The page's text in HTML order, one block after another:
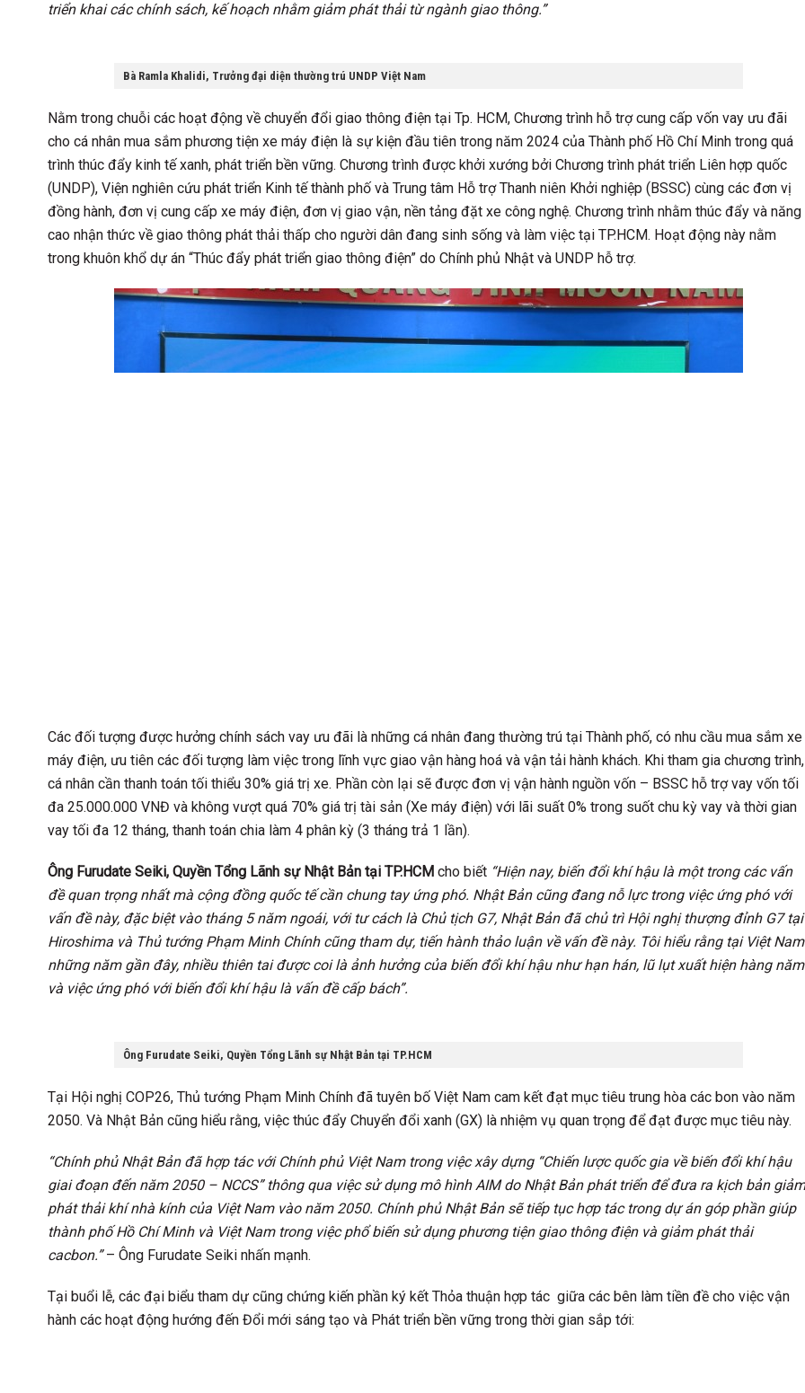
triển khai các chính sách, kế hoạch nhằm giảm phát thải từ ngành giao thông.”
Bà Ramla Khalidi, Trưởng đại diện thường trú UNDP Việt Nam
Nằm trong chuỗi các hoạt động về chuyển đổi giao thông điện tại Tp. HCM, Chương trình hỗ trợ cung cấp vốn vay ưu đãi
cho cá nhân mua sắm phương tiện xe máy điện là sự kiện đầu tiên trong năm 2024 của Thành phố Hồ Chí Minh trong quá
trình thúc đẩy kinh tế xanh, phát triển bền vững. Chương trình được khởi xướng bởi Chương trình phát triển Liên hợp quốc
(UNDP), Viện nghiên cứu phát triển Kinh tế thành phố và Trung tâm Hỗ trợ Thanh niên Khởi nghiệp (BSSC) cùng các đơn vị
đồng hành, đơn vị cung cấp xe máy điện, đơn vị giao vận, nền tảng đặt xe công nghệ. Chương trình nhằm thúc đẩy và năng
cao nhận thức về giao thông phát thải thấp cho người dân đang sinh sống và làm việc tại TP.HCM. Hoạt động này nằm
trong khuôn khổ dự án “Thúc đẩy phát triển giao thông điện” do Chính phủ Nhật và UNDP hỗ trợ.
Các đối tượng được hưởng chính sách vay ưu đãi là những cá nhân đang thường trú tại Thành phố, có nhu cầu mua sắm xe
máy điện, ưu tiên các đối tượng làm việc trong lĩnh vực giao vận hàng hoá và vận tải hành khách. Khi tham gia chương trình,
cá nhân cần thanh toán tối thiểu 30% giá trị xe. Phần còn lại sẽ được đơn vị vận hành nguồn vốn – BSSC hỗ trợ vay vốn tối
đa 25.000.000 VNĐ và không vượt quá 70% giá trị tài sản (Xe máy điện) với lãi suất 0% trong suốt chu kỳ vay và thời gian
vay tối đa 12 tháng, thanh toán chia làm 4 phân kỳ (3 tháng trả 1 lần).
Ông Furudate Seiki, Quyền Tổng Lãnh sự Nhật Bản tại TP.HCM cho biết “Hiện nay, biến đổi khí hậu là một trong các vấn
đề quan trọng nhất mà cộng đồng quốc tế cần chung tay ứng phó. Nhật Bản cũng đang nỗ lực trong việc ứng phó với
vấn đề này, đặc biệt vào tháng 5 năm ngoái, với tư cách là Chủ tịch G7, Nhật Bản đã chủ trì Hội nghị thượng đỉnh G7 tại
Hiroshima và Thủ tướng Phạm Minh Chính cũng tham dự, tiến hành thảo luận về vấn đề này. Tôi hiểu rằng tại Việt Nam
những năm gần đây, nhiều thiên tai được coi là ảnh hưởng của biến đổi khí hậu như hạn hán, lũ lụt xuất hiện hàng năm
và việc ứng phó với biến đổi khí hậu là vấn đề cấp bách”.
Ông Furudate Seiki, Quyền Tổng Lãnh sự Nhật Bản tại TP.HCM
Tại Hội nghị COP26, Thủ tướng Phạm Minh Chính đã tuyên bố Việt Nam cam kết đạt mục tiêu trung hòa các bon vào năm
2050. Và Nhật Bản cũng hiểu rằng, việc thúc đẩy Chuyển đổi xanh (GX) là nhiệm vụ quan trọng để đạt được mục tiêu này.
“Chính phủ Nhật Bản đã hợp tác với Chính phủ Việt Nam trong việc xây dựng “Chiến lược quốc gia về biến đổi khí hậu
giai đoạn đến năm 2050 – NCCS” thông qua việc sử dụng mô hình AIM do Nhật Bản phát triển để đưa ra kịch bản giảm
phát thải khí nhà kính của Việt Nam vào năm 2050. Chính phủ Nhật Bản sẽ tiếp tục hợp tác trong dự án góp phần giúp
thành phố Hồ Chí Minh và Việt Nam trong việc phổ biến sử dụng phương tiện giao thông điện và giảm phát thải
cacbon.”– Ông Furudate Seiki nhấn mạnh.
Tại buổi lễ, các đại biểu tham dự cũng chứng kiến phần ký kết Thỏa thuận hợp tác giữa các bên làm tiền đề cho việc vận
hành các hoạt động hướng đến Đổi mới sáng tạo và Phát triển bền vững trong thời gian sắp tới: